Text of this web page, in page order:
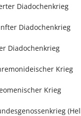
Diadochenkrieg
Diadochenkrieg
Diadochenkrieg
Krieg
Krieg